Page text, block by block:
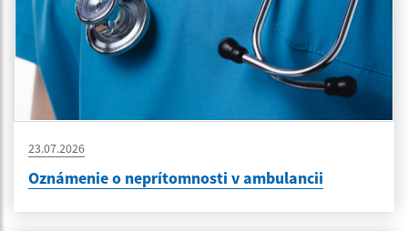
23.07.2026
Oznámenie o neprítomnosti v ambulancii